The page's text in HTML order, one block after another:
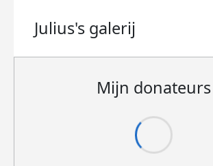
Julius's galerij
Mijn donateurs